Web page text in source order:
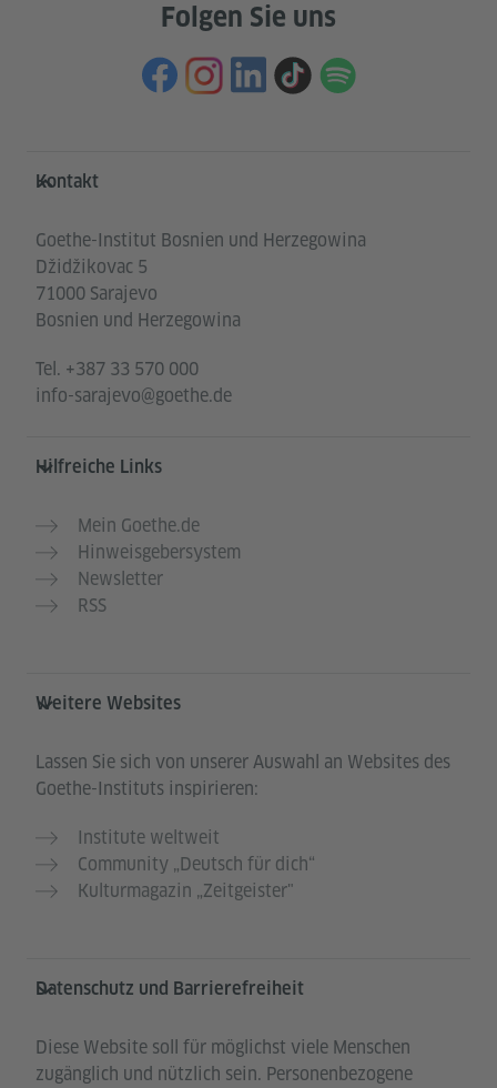
Folgen Sie uns
Service- und Informationsbereich
Kontakt
Goethe-Institut Bosnien und Herzegowina
Džidžikovac 5
71000 Sarajevo
Bosnien und Herzegowina
Tel. +387 33 570 000
info-sarajevo@goethe.de
Hilfreiche Links
Mein Goethe.de
Hinweisgebersystem
Newsletter
RSS
Weitere Websites
Lassen Sie sich von unserer Auswahl an Websites des
Goethe-Instituts inspirieren:
Institute weltweit
Community „Deutsch für dich“
Kulturmagazin „Zeitgeister"
Datenschutz und Barrierefreiheit
Diese Website soll für möglichst viele Menschen
zugänglich und nützlich sein. Personenbezogene